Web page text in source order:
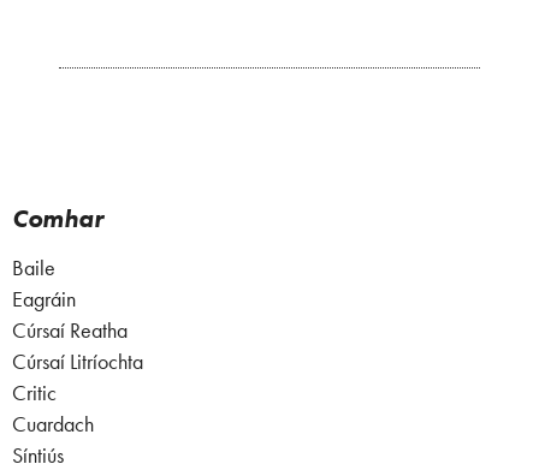
Comhar
Baile
Eagráin
Cúrsaí Reatha
Cúrsaí Litríochta
Critic
Cuardach
Síntiús